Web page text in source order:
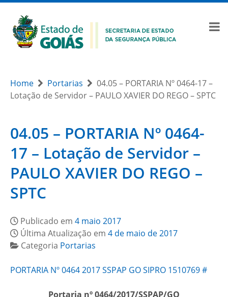
Home Portarias
04.05 – PORTARIA Nº 0464-17 –
Lotação de Servidor – PAULO XAVIER DO REGO – SPTC
04.05 – PORTARIA Nº 0464-
17 – Lotação de Servidor –
PAULO XAVIER DO REGO –
SPTC
Publicado em 4 maio 2017
Última Atualização em 4 de maio de 2017
Categoria Portarias
PORTARIA Nº 0464 2017 SSPAP GO SIPRO 1510769 #
Portaria nº 0464/2017/SSPAP/GO